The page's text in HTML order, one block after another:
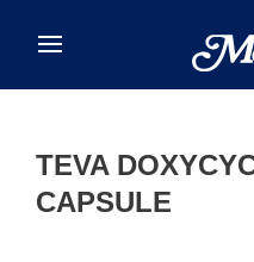
TEVA
CAPSULE